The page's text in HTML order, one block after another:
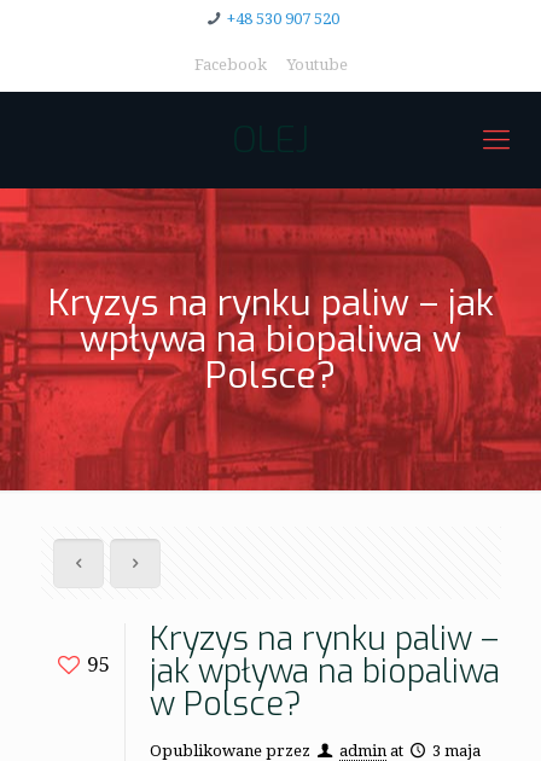
+48 530 907 520
Facebook Youtube
OLEJ
Kryzys na rynku paliw – jak
wpływa na biopaliwa w
Polsce?
95
Kryzys na rynku paliw –
jak wpływa na biopaliwa
w Polsce?
Opublikowane przez admin at
3 maja